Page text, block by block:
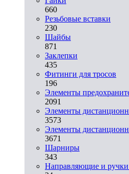
660
Резьбовые вставки
230
Шайбы
871
Заклепки
435
Фитинги для тросов
196
Элементы
2091
Элементы
3573
Элементы
3671
Шарниры
343
Направляющие и ручки